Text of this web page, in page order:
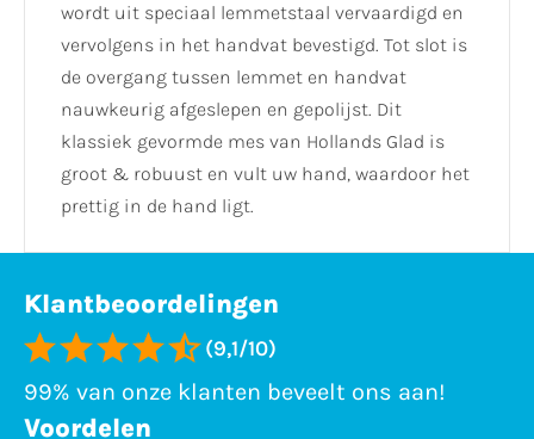
wordt uit speciaal lemmetstaal vervaardigd en
vervolgens in het handvat bevestigd. Tot slot is
de overgang tussen lemmet en handvat
nauwkeurig afgeslepen en gepolijst. Dit
klassiek gevormde mes van Hollands Glad is
groot & robuust en vult uw hand, waardoor het
prettig in de hand ligt.
Klantbeoordelingen
(9,1/10)
99% van onze klanten beveelt ons aan!
Voordelen